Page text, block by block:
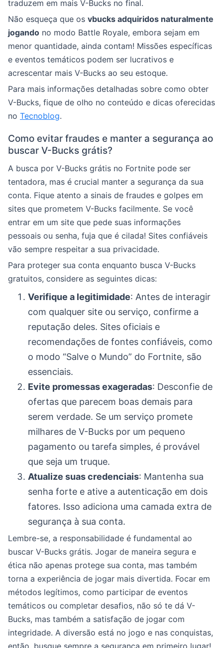
traduzem em mais V-Bucks no final.
Não esqueça que os vbucks adquiridos naturalmente
jogando no modo Battle Royale, embora sejam em
menor quantidade, ainda contam! Missões específicas
e eventos temáticos podem ser lucrativos e
acrescentar mais V-Bucks ao seu estoque.
Para mais informações detalhadas sobre como obter
V-Bucks, fique de olho no conteúdo e dicas oferecidas
no Tecnoblog.
Como evitar fraudes e manter a segurança ao
buscar V-Bucks grátis?
A busca por V-Bucks grátis no Fortnite pode ser
tentadora, mas é crucial manter a segurança da sua
conta. Fique atento a sinais de fraudes e golpes em
sites que prometem V-Bucks facilmente. Se você
entrar em um site que pede suas informações
pessoais ou senha, fuja que é cilada! Sites confiáveis
vão sempre respeitar a sua privacidade.
Para proteger sua conta enquanto busca V-Bucks
gratuitos, considere as seguintes dicas:
Verifique a legitimidade: Antes de interagir
com qualquer site ou serviço, confirme a
reputação deles. Sites oficiais e
recomendações de fontes confiáveis, como
o modo “Salve o Mundo” do Fortnite, são
essenciais.
Evite promessas exageradas: Desconfie de
ofertas que parecem boas demais para
serem verdade. Se um serviço promete
milhares de V-Bucks por um pequeno
pagamento ou tarefa simples, é provável
que seja um truque.
Atualize suas credenciais: Mantenha sua
senha forte e ative a autenticação em dois
fatores. Isso adiciona uma camada extra de
segurança à sua conta.
Lembre-se, a responsabilidade é fundamental ao
buscar V-Bucks grátis. Jogar de maneira segura e
ética não apenas protege sua conta, mas também
torna a experiência de jogar mais divertida. Focar em
métodos legítimos, como participar de eventos
temáticos ou completar desafios, não só te dá V-
Bucks, mas também a satisfação de jogar com
integridade. A diversão está no jogo e nas conquistas,
então, busque sempre a segurança em primeiro lugar!